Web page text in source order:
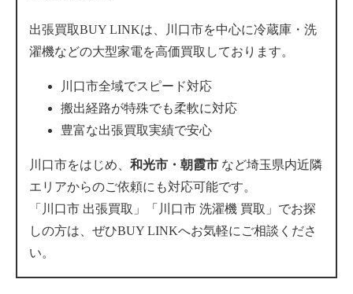
出張買取BUY LINKは、川口市を中心に冷蔵庫・洗
濯機などの大型家電を高価買取しております。
川口市全域でスピード対応
搬出経路が特殊でも柔軟に対応
豊富な出張買取実績で安心
川口市をはじめ、 和光市・朝霞市 など埼玉県内近隣
エリアからのご依頼にも対応可能です。
「川口市 出張買取」「川口市 洗濯機 買取」でお探
しの方は、ぜひBUY LINKへお気軽にご相談くださ
い。